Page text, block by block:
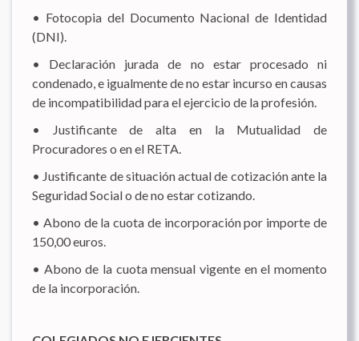
• Fotocopia del Documento Nacional de Identidad
(DNI).
• Declaración jurada de no estar procesado ni
condenado, e igualmente de no estar incurso en causas
de incompatibilidad para el ejercicio de la profesión.
• Justificante de alta en la Mutualidad de
Procuradores o en el RETA.
• Justificante de situación actual de cotización ante la
Seguridad Social o de no estar cotizando.
• Abono de la cuota de incorporación por importe de
150,00 euros.
• Abono de la cuota mensual vigente en el momento
de la incorporación.